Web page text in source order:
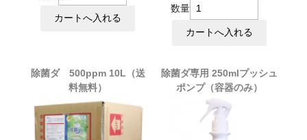
数量
除菌ダ 500ppm 10L（送
料無料）
除菌ダ専用 250mlプッシュ
ポンプ（容器のみ）